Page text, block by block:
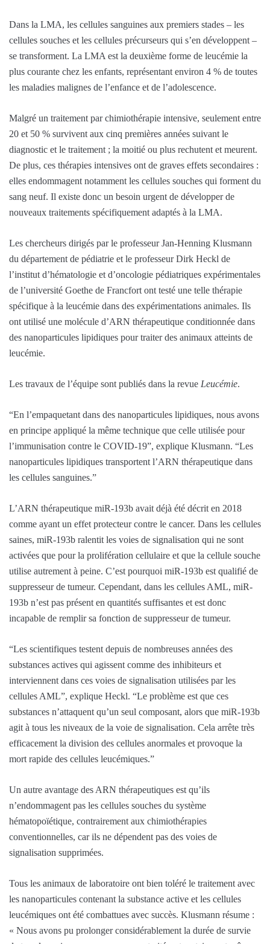
Dans la LMA, les cellules sanguines aux premiers stades – les
cellules souches et les cellules précurseurs qui s’en développent – ​​
se transforment. La LMA est la deuxième forme de leucémie la
plus courante chez les enfants, représentant environ 4 % de toutes
les maladies malignes de l’enfance et de l’adolescence.
Malgré un traitement par chimiothérapie intensive, seulement entre
20 et 50 % survivent aux cinq premières années suivant le
diagnostic et le traitement ; la moitié ou plus rechutent et meurent.
De plus, ces thérapies intensives ont de graves effets secondaires :
elles endommagent notamment les cellules souches qui forment du
sang neuf. Il existe donc un besoin urgent de développer de
nouveaux traitements spécifiquement adaptés à la LMA.
Les chercheurs dirigés par le professeur Jan-Henning Klusmann
du département de pédiatrie et le professeur Dirk Heckl de
l’institut d’hématologie et d’oncologie pédiatriques expérimentales
de l’université Goethe de Francfort ont testé une telle thérapie
spécifique à la leucémie dans des expérimentations animales. Ils
ont utilisé une molécule d’ARN thérapeutique conditionnée dans
des nanoparticules lipidiques pour traiter des animaux atteints de
leucémie.
Les travaux de l’équipe sont publiés dans la revue Leucémie.
“En l’empaquetant dans des nanoparticules lipidiques, nous avons
en principe appliqué la même technique que celle utilisée pour
l’immunisation contre le COVID-19”, explique Klusmann. “Les
nanoparticules lipidiques transportent l’ARN thérapeutique dans
les cellules sanguines.”
L’ARN thérapeutique miR-193b avait déjà été décrit en 2018
comme ayant un effet protecteur contre le cancer. Dans les cellules
saines, miR-193b ralentit les voies de signalisation qui ne sont
activées que pour la prolifération cellulaire et que la cellule souche
utilise autrement à peine. C’est pourquoi miR-193b est qualifié de
suppresseur de tumeur. Cependant, dans les cellules AML, miR-
193b n’est pas présent en quantités suffisantes et est donc
incapable de remplir sa fonction de suppresseur de tumeur.
“Les scientifiques testent depuis de nombreuses années des
substances actives qui agissent comme des inhibiteurs et
interviennent dans ces voies de signalisation utilisées par les
cellules AML”, explique Heckl. “Le problème est que ces
substances n’attaquent qu’un seul composant, alors que miR-193b
agit à tous les niveaux de la voie de signalisation. Cela arrête très
efficacement la division des cellules anormales et provoque la
mort rapide des cellules leucémiques.”
Un autre avantage des ARN thérapeutiques est qu’ils
n’endommagent pas les cellules souches du système
hématopoïétique, contrairement aux chimiothérapies
conventionnelles, car ils ne dépendent pas des voies de
signalisation supprimées.
Tous les animaux de laboratoire ont bien toléré le traitement avec
les nanoparticules contenant la substance active et les cellules
leucémiques ont été combattues avec succès. Klusmann résume :
« Nous avons pu prolonger considérablement la durée de survie